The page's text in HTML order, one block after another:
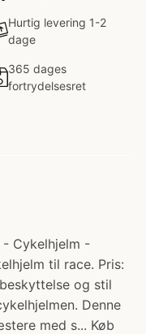
Hurtig levering 1-2
dage
365 dages
fortrydelsesret
- Cykelhjelm -
til race. Pris:
og stil
Denne
med s... Køb